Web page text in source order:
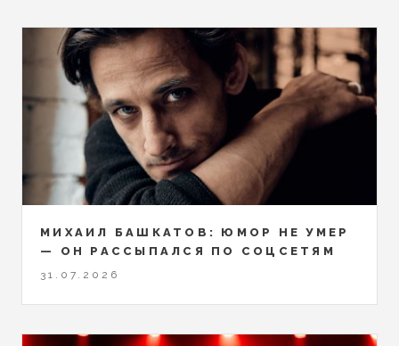
МИХАИЛ БАШКАТОВ: ЮМОР НЕ УМЕР
— ОН РАССЫПАЛСЯ ПО СОЦСЕТЯМ
31.07.2026